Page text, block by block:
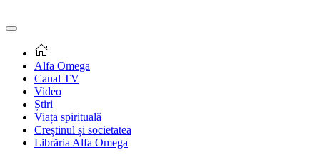
Alfa Omega
Canal TV
Video
Știri
Viața spirituală
Creștinul și societatea
Librăria Alfa Omega